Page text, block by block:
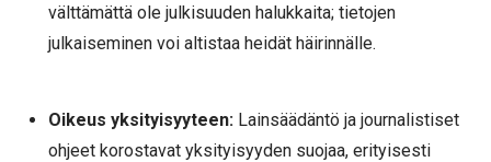
välttämättä ole julkisuuden halukkaita; tietojen
julkaiseminen voi altistaa heidät häirinnälle.
Oikeus yksityisyyteen:Lainsäädäntö ja journalistiset
ohjeet korostavat yksityisyyden suojaa, erityisesti